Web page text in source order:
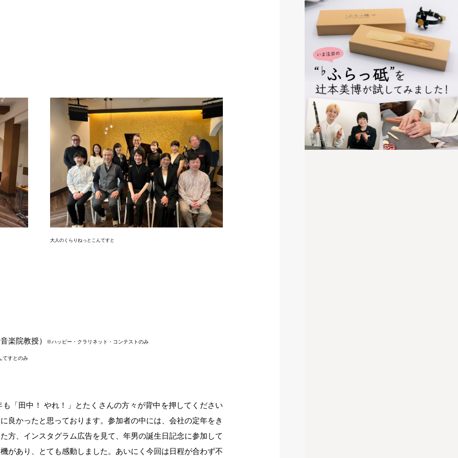
大人のくらりねっとこんてすと
楽院教授） ※ハッピー・クラリネット・コンテストのみ
てすとのみ
「田中！ やれ！」とたくさんの方々が背中を押してください
良かったと思っております。参加者の中には、会社の定年をき
方、インスタグラム広告を見て、年男の誕生日記念に参加して
があり、とても感動しました。あいにく今回は日程が合わず不